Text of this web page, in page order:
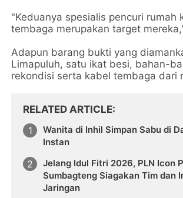
"Keduanya spesialis pencuri rumah
tembaga merupakan target
Adapun barang bukti yang
Limapuluh, satu ikat besi, bahan-
rekondisi serta kabel tembaga dari
RELATED ARTICLE
Wanita di Inhil Simpan Sabu di
Instan
Jelang Idul Fitri 2026, PLN Icon
Sumbagteng Siagakan Tim dan
Jaringan